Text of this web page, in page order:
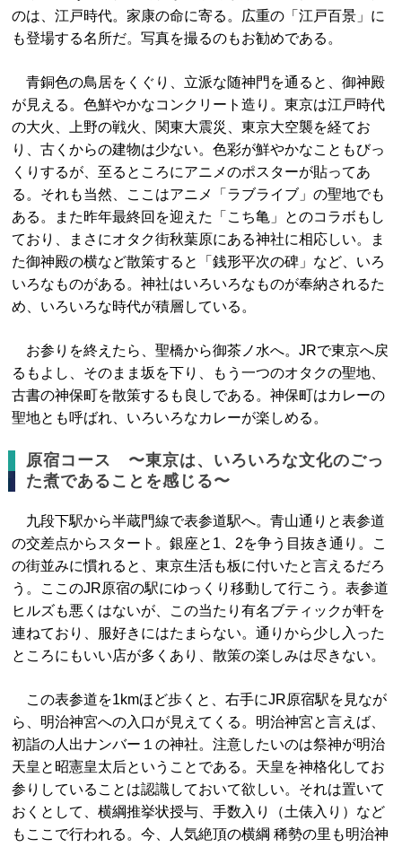
のは、江戸時代。家康の命に寄る。広重の「江戸百景」に
も登場する名所だ。写真を撮るのもお勧めである。
青銅色の鳥居をくぐり、立派な随神門を通ると、御神殿
が見える。色鮮やかなコンクリート造り。東京は江戸時代
の大火、上野の戦火、関東大震災、東京大空襲を経てお
り、古くからの建物は少ない。色彩が鮮やかなこともびっ
くりするが、至るところにアニメのポスターが貼ってあ
る。それも当然、ここはアニメ「ラブライブ」の聖地でも
ある。また昨年最終回を迎えた「こち亀」とのコラボもし
ており、まさにオタク街秋葉原にある神社に相応しい。ま
た御神殿の横など散策すると「銭形平次の碑」など、いろ
いろなものがある。神社はいろいろなものが奉納されるた
め、いろいろな時代が積層している。
お参りを終えたら、聖橋から御茶ノ水へ。JRで東京へ戻
るもよし、そのまま坂を下り、もう一つのオタクの聖地、
古書の神保町を散策するも良しである。神保町はカレーの
聖地とも呼ばれ、いろいろなカレーが楽しめる。
原宿コース 〜東京は、いろいろな文化のごっ
た煮であることを感じる〜
九段下駅から半蔵門線で表参道駅へ。青山通りと表参道
の交差点からスタート。銀座と1、2を争う目抜き通り。こ
の街並みに慣れると、東京生活も板に付いたと言えるだろ
う。ここのJR原宿の駅にゆっくり移動して行こう。表参道
ヒルズも悪くはないが、この当たり有名ブティックが軒を
連ねており、服好きにはたまらない。通りから少し入った
ところにもいい店が多くあり、散策の楽しみは尽きない。
この表参道を1kmほど歩くと、右手にJR原宿駅を見なが
ら、明治神宮への入口が見えてくる。明治神宮と言えば、
初詣の人出ナンバー１の神社。注意したいのは祭神が明治
天皇と昭憲皇太后ということである。天皇を神格化してお
参りしていることは認識しておいて欲しい。それは置いて
おくとして、横綱推挙状授与、手数入り（土俵入り）など
もここで行われる。今、人気絶頂の横綱 稀勢の里も明治神